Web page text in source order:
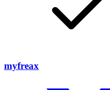
myfreax